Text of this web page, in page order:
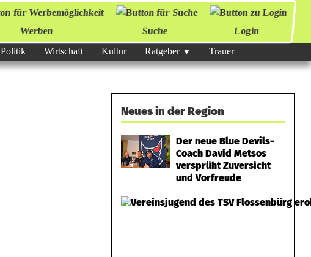
Werben Suche
Login
Politik Wirtschaft Kultur Ratgeber Trauer
Neues in der Region
Der neue Blue Devils-
Coach David Metsos
versprüht Zuversicht
und Vorfreude